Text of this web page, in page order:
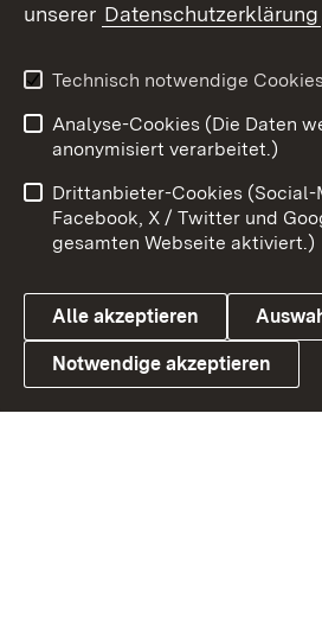
Youtube
Link zum Landesportal
Impressum
Barrierefreiheit
Cookies
unserer Datenschutzerklärung
Technisch notwendige
Analyse-Cookies (Die Daten
anonymisiert verarbeitet.)
Drittanbieter-Cookies (Social-
Facebook, X / Twitter und
gesamten Webseite aktiviert.)
Alle akzeptieren
Notwendige akzeptieren